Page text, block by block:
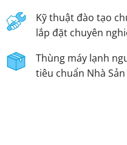
Kỹ thuật đào tạo
lắp đặt chuyên
Thùng máy lạnh
tiêu chuẩn Nhà